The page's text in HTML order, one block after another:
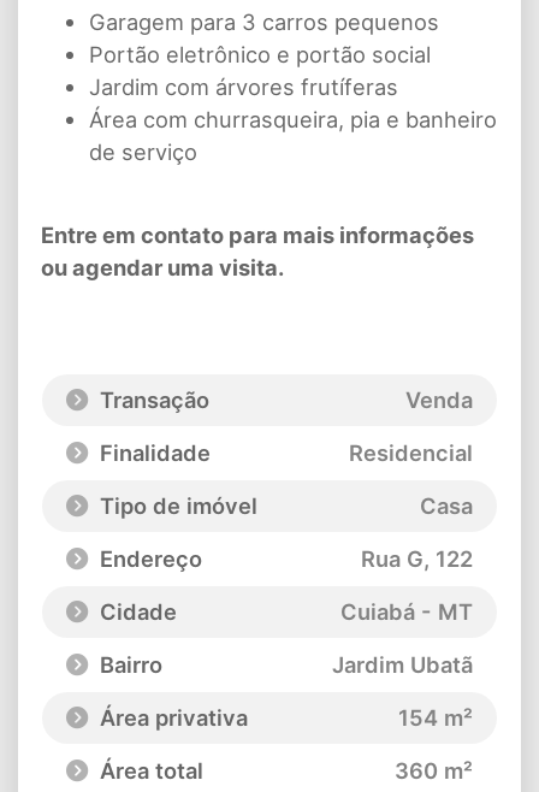
Garagem para 3 carros pequenos
Portão eletrônico e portão social
Jardim com árvores frutíferas
Área com churrasqueira, pia e banheiro
de serviço
Entre em contato para mais informações
ou agendar uma visita.
Transação
Venda
Finalidade
Residencial
Tipo de imóvel
Casa
Endereço
Rua G, 122
Cidade
Cuiabá - MT
Bairro
Jardim Ubatã
Área privativa
154 m²
Área total
360 m²